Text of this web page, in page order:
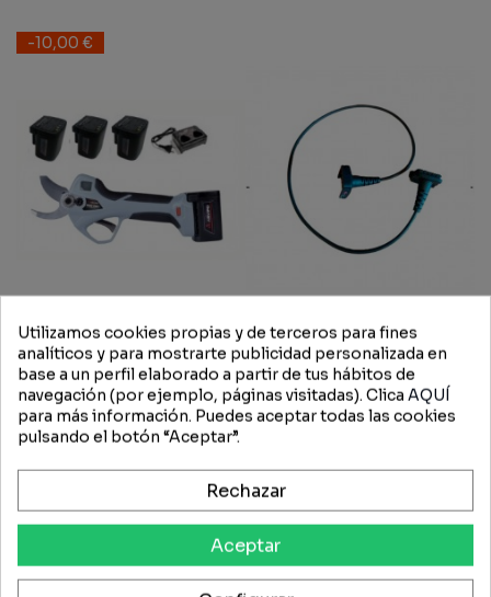
-10,00 €
Tijera Eléctrica Profesional
Poda Con Batería Arvipo
PS32 EVO2 + 3 Baterías
393,25 € 383,25 €
Arvipo Cable Tijera PS32 -
PS37
52,27 €
-8,00 € -15,00 €
Utilizamos cookies propias y de terceros para fines
analíticos y para mostrarte publicidad personalizada en
base a un perfil elaborado a partir de tus hábitos de
navegación (por ejemplo, páginas visitadas). Clica AQUÍ
para más información. Puedes aceptar todas las cookies
pulsando el botón “Aceptar”.
Rechazar
Aceptar